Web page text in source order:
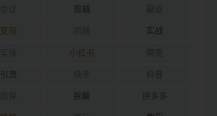
剪辑 副业
变现 实战
小红书 带货
引流 抖音
拆解 拼多多